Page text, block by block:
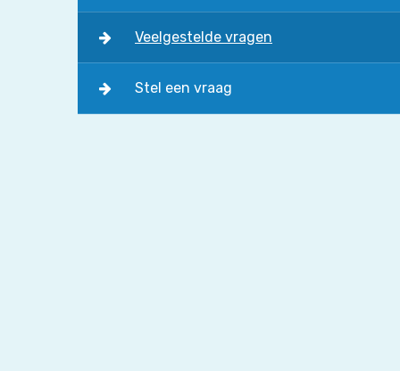
Veelgestelde vragen
Stel een vraag